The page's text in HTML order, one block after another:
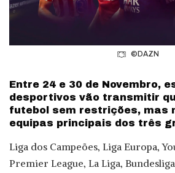
©DAZN
Entre 24 e 30 de Novembro,
desportivos vão transmitir
futebol sem restrições, mas
equipas principais dos três
Liga dos Campeões, Liga Europa,
Premier League, La Liga,